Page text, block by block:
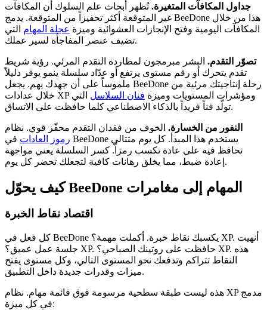
جداول المكافآت المتغيرة.تُظهر أبحاث علم السلوك أن المكافآت
غير المتوقعة أكثر تحفيزاً من المتوقعة. يدمج BeeDone هذا من خلال
المكافآت اليومية وفتح الإنجازات العشوائية وميزة عجلة المهام التي
تضيف عنصر المفاجأة لسير عملك.
تصوّر التقدم. البشر مبرمجون لمطاردة التقدم المرئي. رؤية شريط
تقدم يتحرك أو رقم مستوى يرتفع أو عدّاد سلسلة ينمو يوفر دليلاً
ملموساً على أن جهدك يهم. يجعل BeeDone رحلة إنتاجيتك مرئية من
خلال عدادات XP ومؤشرات المستويات وميزة فنان السلاسل التي
تولّد فناً فريداً بالذكاء الاصطناعي كلما حافظت على الاتساق.
النفور من الخسارة. الخوف من فقدان التقدم محفّز قوي. نظام
رموز العادات في BeeDone يستخدم هذا المبدأ. كل يوم متتالي
تحافظ فيه على عادة تكسب رمزاً. كسر السلسلة يعني مواجهة
إعادة ضبط، مما يخلق رهانات كافية لتجعلك تحضر كل يوم.
كيف يحوّل BeeDone المهام إلى مغامرات
اقتصاد نقاط الخبرة
كل فعل في BeeDone يكسبك نقاط خبرة. أكملت مهمة؟ XP. أنهيت
جلسة عمل عميق؟ XP. حافظت على روتينك الصباحي؟ XP. هذه
النقاط تتراكم وتدفعك نحو المستوى التالي، وكل مستوى يفتح
ميزات وقدرات جديدة داخل التطبيق.
هذه ليست طبقة سطحية مرسومة فوق قائمة مهام. نظام XP مدمج
في كل ميزة: